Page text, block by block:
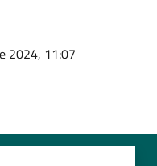
2024, 11:07